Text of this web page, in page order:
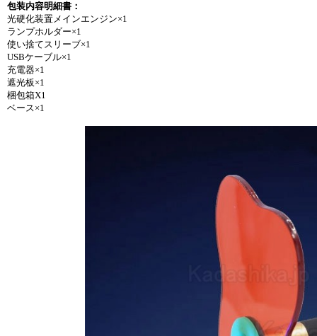
包装内容明細書：
光硬化装置メインエンジン×1
ランプホルダー×1
使い捨てスリーブ×1
USBケーブル×1
充電器×1
遮光板×1
梱包箱X1
ベース×1